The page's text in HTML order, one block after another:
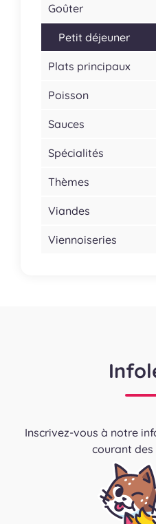
Goûter
Petit déjeuner
Plats principaux
Poisson
Sauces
Spécialités
Thèmes
Viandes
Viennoiseries
Inscrivez-vous à notre
courant